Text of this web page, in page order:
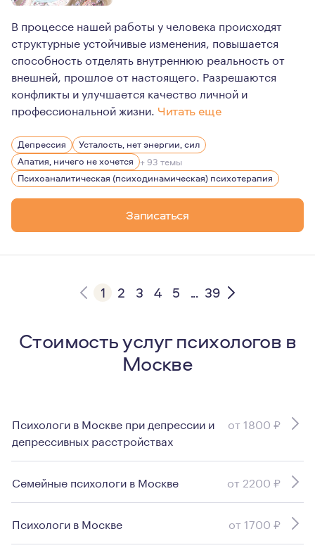
В процессе нашей работы у человека происходят
структурные устойчивые изменения, повышается
способность отделять внутреннюю реальность от
внешней, прошлое от настоящего. Разрешаются
конфликты и улучшается качество личной и
профессиональной жизни. Читать еще
Психоаналитический психотерапевт, группаналитик,
Бизнес-тренер, психоаналитический коуч.
Сертифицированный TFP-терапевт (психотерапия,
Член ISTFP International SocIety of Transference-
Асс.член МПА Московской Психоаналитической
Депрессия
Усталость, нет энергии, сил
Апатия, ничего не хочется + 93 темы
Психоаналитическая (психодинамическая) психотерапия
Записаться
1 2 3 4 5 ... 39
Стоимость услуг психологов в
Москве
Психологи в Москве при депрессии и
депрессивных расстройствах
от 1800 ₽
Семейные психологи в Москве от 2200 ₽
Психологи в Москве от 1700 ₽